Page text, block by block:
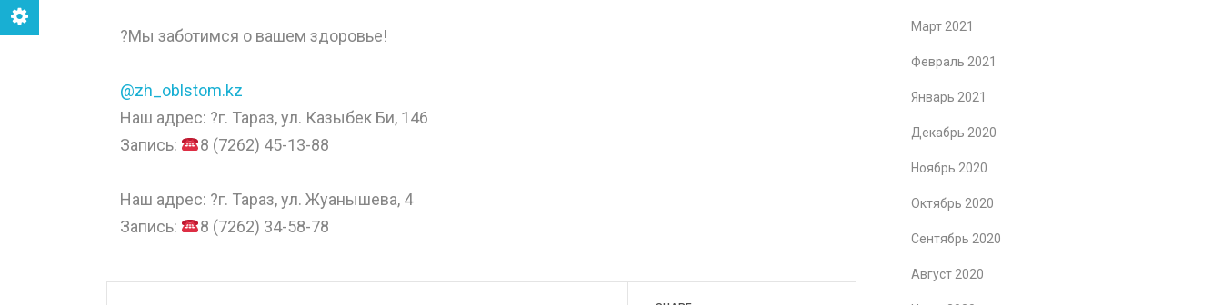
?Мы заботимся о вашем здоровье!
@zh_oblstom.kz
Наш адрес: ?г. Тараз, ул. Казыбек Би, 146
Запись:
8 (7262) 45-13-88
Наш адрес: ?г. Тараз, ул. Жуанышева, 4
Запись:
8 (7262) 34-58-78
Март 2021
Февраль 2021
Январь 2021
Декабрь 2020
Ноябрь 2020
Октябрь 2020
Сентябрь 2020
Август 2020